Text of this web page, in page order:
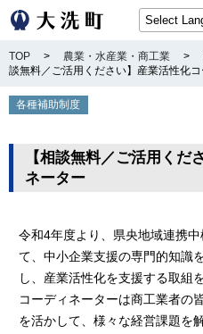
TOP > 農業・水産業・商工業 >
談無料／ご活用ください】産業活性化
各種補助制度
【相談無料／ご活用くだ
ネーター
令和4年度より、県央地域連携
て、中小企業支援の専門的知識
し、産業活性化を支援する取組
コーディネーターは商工業者の
を活かして、様々な経営課題を